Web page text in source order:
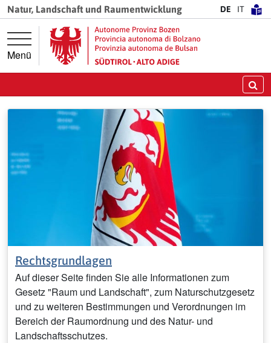
Springe direkt zur Hauptnavigation
Springe direkt zum Inhalt
Natur, Landschaft und Raumentwicklung DE IT
Menü
Rechtsgrundlagen
Auf dieser Seite finden Sie alle Informationen zum
Gesetz "Raum und Landschaft", zum Naturschutzgesetz
und zu weiteren Bestimmungen und Verordnungen im
Bereich der Raumordnung und des Natur- und
Landschaftsschutzes.